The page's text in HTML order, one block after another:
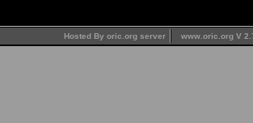
Hosted By oric.org server www.oric.org V